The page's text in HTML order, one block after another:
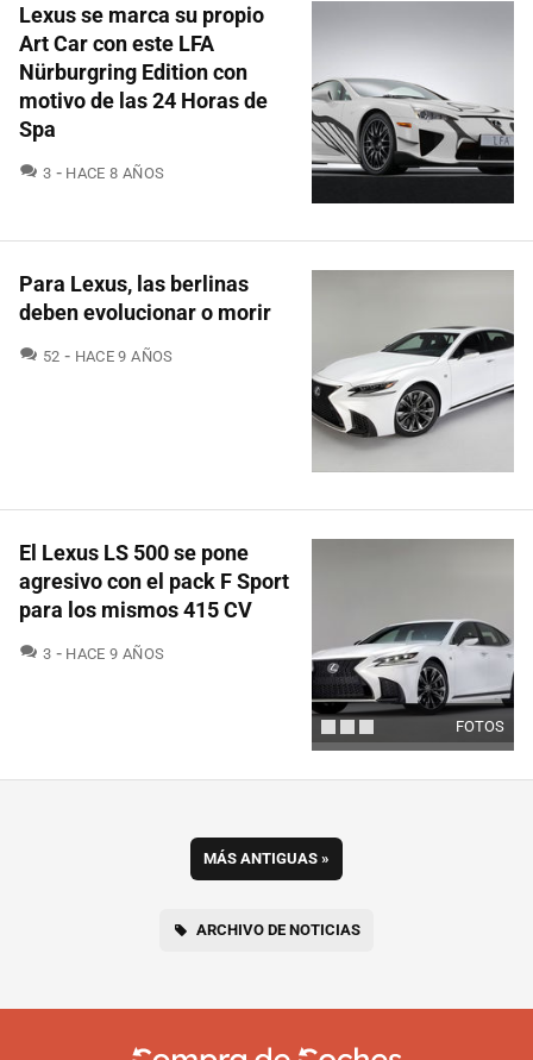
Lexus se marca su propio
Art Car con este LFA
Nürburgring Edition con
motivo de las 24 Horas de
Spa
3 COMENTARIOS
HACE 8 AÑOS
Para Lexus, las berlinas
deben evolucionar o morir
52 COMENTARIOS
HACE 9 AÑOS
FOTOS
El Lexus LS 500 se pone
agresivo con el pack F Sport
para los mismos 415 CV
3 COMENTARIOS
HACE 9 AÑOS
MÁS ANTIGUAS »
ARCHIVO DE NOTICIAS